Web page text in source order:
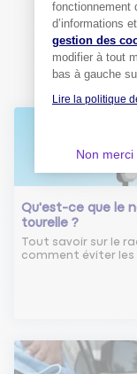
Qu'est-ce que le
tourelle ?
Tout savoir sur le
comment éviter les
fonctionnement
d’informations
gestion des
modifier à tout
bas à gauche
Lire la politique
Non merci